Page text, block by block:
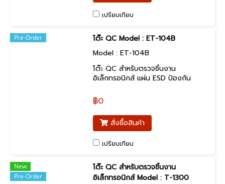
เปรียบเทียบ
Pre-Order
โต๊ะ QC Model : ET-104B
Model : ET-104B
โต๊ะ QC สำหรับตรวจชิ้นงาน
อิเล็กทรอนิกส์ แผ่น ESD ป้องกัน
ป้องกันไฟฟ้าสถิต
฿0
สั่งซื้อสินค้า
เปรียบเทียบ
New
Pre-Order
โต๊ะ QC สำหรับตรวจชิ้นงาน
อิเล็กทรอนิกส์ Model : T-1300